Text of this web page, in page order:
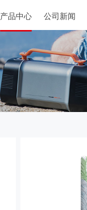
产品中心 公司新闻